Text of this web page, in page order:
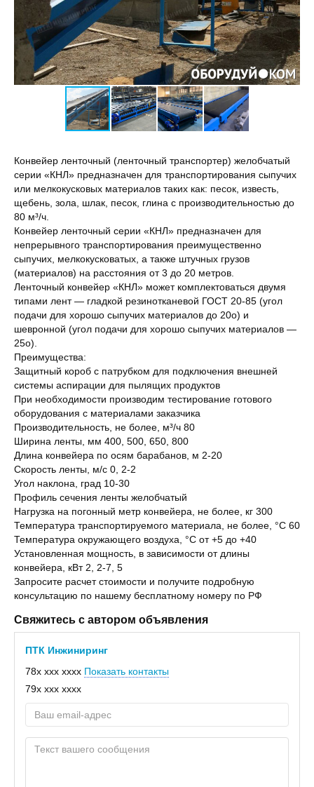
Конвейер ленточный (ленточный транспортер) желобчатый
серии «КНЛ» предназначен для транспортирования сыпучих
или мелкокусковых материалов таких как: песок, известь,
щебень, зола, шлак, песок, глина с производительностью до
80 м³/ч.
Конвейер ленточный серии «КНЛ» предназначен для
непрерывного транспортирования преимущественно
сыпучих, мелкокусковатых, а также штучных грузов
(материалов) на расстояния от 3 до 20 метров.
Ленточный конвейер «КНЛ» может комплектоваться двумя
типами лент — гладкой резинотканевой ГОСТ 20-85 (угол
подачи для хорошо сыпучих материалов до 20о) и
шевронной (угол подачи для хорошо сыпучих материалов —
25о).
Преимущества:
Защитный короб с патрубком для подключения внешней
системы аспирации для пылящих продуктов
При необходимости производим тестирование готового
оборудования с материалами заказчика
Производительность, не более, м³/ч 80
Ширина ленты, мм 400, 500, 650, 800
Длина конвейера по осям барабанов, м 2-20
Скорость ленты, м/с 0, 2-2
Угол наклона, град 10-30
Профиль сечения ленты желобчатый
Нагрузка на погонный метр конвейера, не более, кг 300
Температура транспортируемого материала, не более, °С 60
Температура окружающего воздуха, °С от +5 до +40
Установленная мощность, в зависимости от длины
конвейера, кВт 2, 2-7, 5
Запросите расчет стоимости и получите подробную
консультацию по нашему бесплатному номеру по РФ
Свяжитесь с автором объявления
ПТК Инжиниринг
78x xxx xxxx Показать контакты
79x xxx xxxx